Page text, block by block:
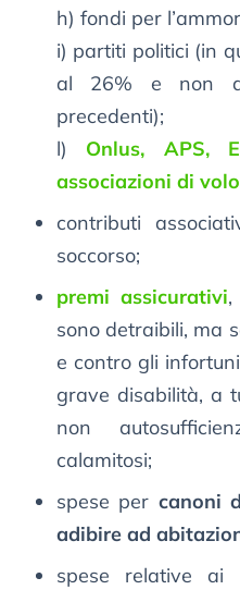
h) fondi per
i) partiti politici (in
al 26% e non
precedenti);
l) Onlus, APS,
associazioni di
contributi
soccorso;
premi assicurativi,
sono detraibili, ma
e contro gli
grave disabilità, a
non
calamitosi;
spese per canoni
adibire ad
spese relative